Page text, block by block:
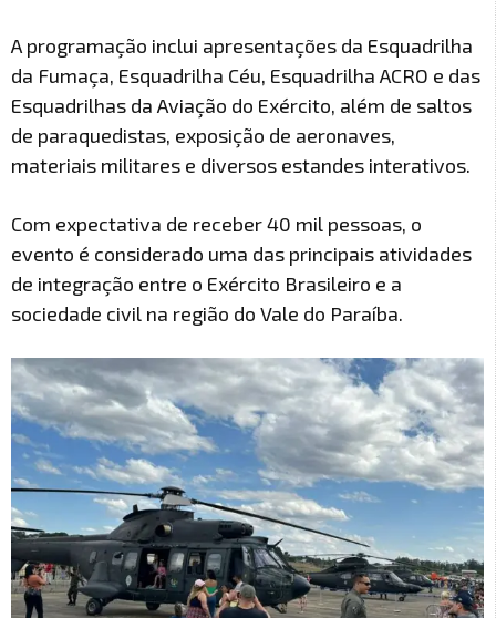
A programação inclui apresentações da Esquadrilha
da Fumaça, Esquadrilha Céu, Esquadrilha ACRO e das
Esquadrilhas da Aviação do Exército, além de saltos
de paraquedistas, exposição de aeronaves,
materiais militares e diversos estandes interativos.
Com expectativa de receber 40 mil pessoas, o
evento é considerado uma das principais atividades
de integração entre o Exército Brasileiro e a
sociedade civil na região do Vale do Paraíba.